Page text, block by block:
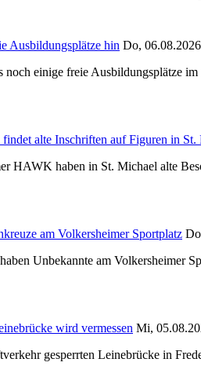
Ausbildungsplätze hin Do, 06.08.2026
einige freie Ausbildungsplätze
alte Inschriften auf Figuren in St.
HAWK haben in St. Michael alte
am Volkersheimer Sportplatz
Unbekannte am Volkersheimer
wird vermessen Mi,
gesperrten Leinebrücke in